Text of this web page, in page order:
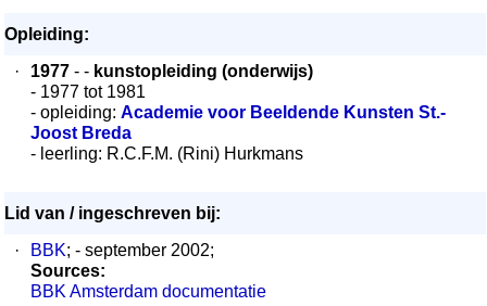
Opleiding:
·
1977 - - kunstopleiding (onderwijs)
- 1977 tot 1981
- opleiding: Academie voor Beeldende Kunsten St.-
Joost Breda
- leerling: R.C.F.M. (Rini) Hurkmans
Lid van / ingeschreven bij:
·
BBK; - september 2002;
Sources:
BBK Amsterdam documentatie